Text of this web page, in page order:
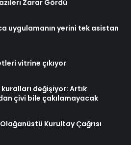
Zarar Gördü
uygulamanın yerini tek asistan
vitrine çıkıyor
değişiyor: Artık
çivi bile çakılamayacak
Kurultay Çağrısı